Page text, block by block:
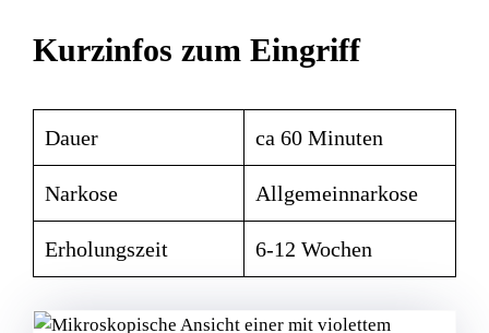
Kurzinfos zum Eingriff
Dauer ca 60 Minuten
Narkose Allgemeinnarkose
Erholungszeit 6-12 Wochen